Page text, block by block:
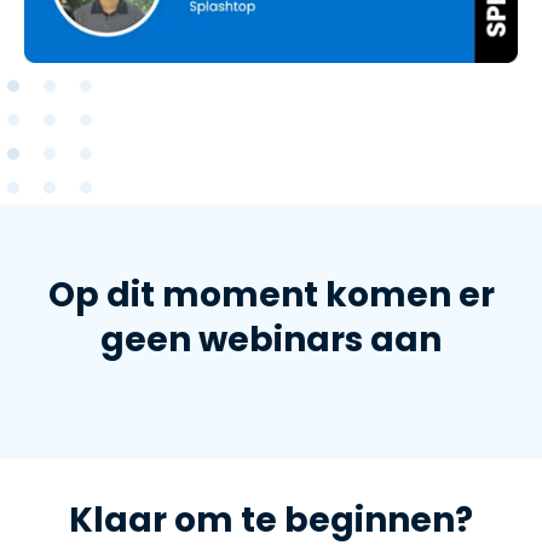
Op dit moment komen er
geen webinars aan
Klaar om te beginnen?